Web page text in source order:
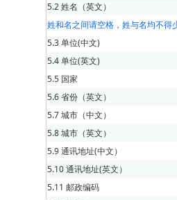
5.2 姓名（英文）
姓和名之间请空格，姓与名均不得
5.3 单位(中文)
5.4 单位(英文)
5.5 国家
5.6 省份（英文）
5.7 城市（中文）
5.8 城市（英文）
5.9 通讯地址(中文）
5.10 通讯地址(英文）
5.11 邮政编码